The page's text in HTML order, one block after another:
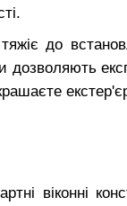
до
дозволяють
віконні